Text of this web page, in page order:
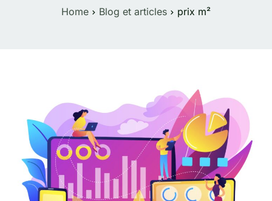
Blog et articles
Home Blog et articles prix m²